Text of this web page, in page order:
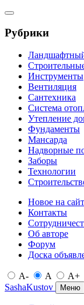
Рубрики
Инструменты
Вентиляция
Сантехника
Система
Утепление
Фундаменты
Мансарда
Надворные
Заборы
Технологии
Новое на
Контакты
Об авторе
Форум
Доска
A- A
A+
SashaKustov
Меню